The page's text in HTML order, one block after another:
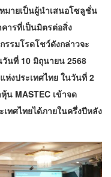
มายเป็นผู้นำเสนอโซลูชั่น
ารที่เป็นมิตรต่อสิ่ง
รรมโรดโชว์ดังกล่าวจะ
นที่ 10 มิถุนายน 2568
งประเทศไทย ในวันที่ 2
น MASTEC เข้าจด
ทศไทยได้ภายในครึ่งปีหลัง